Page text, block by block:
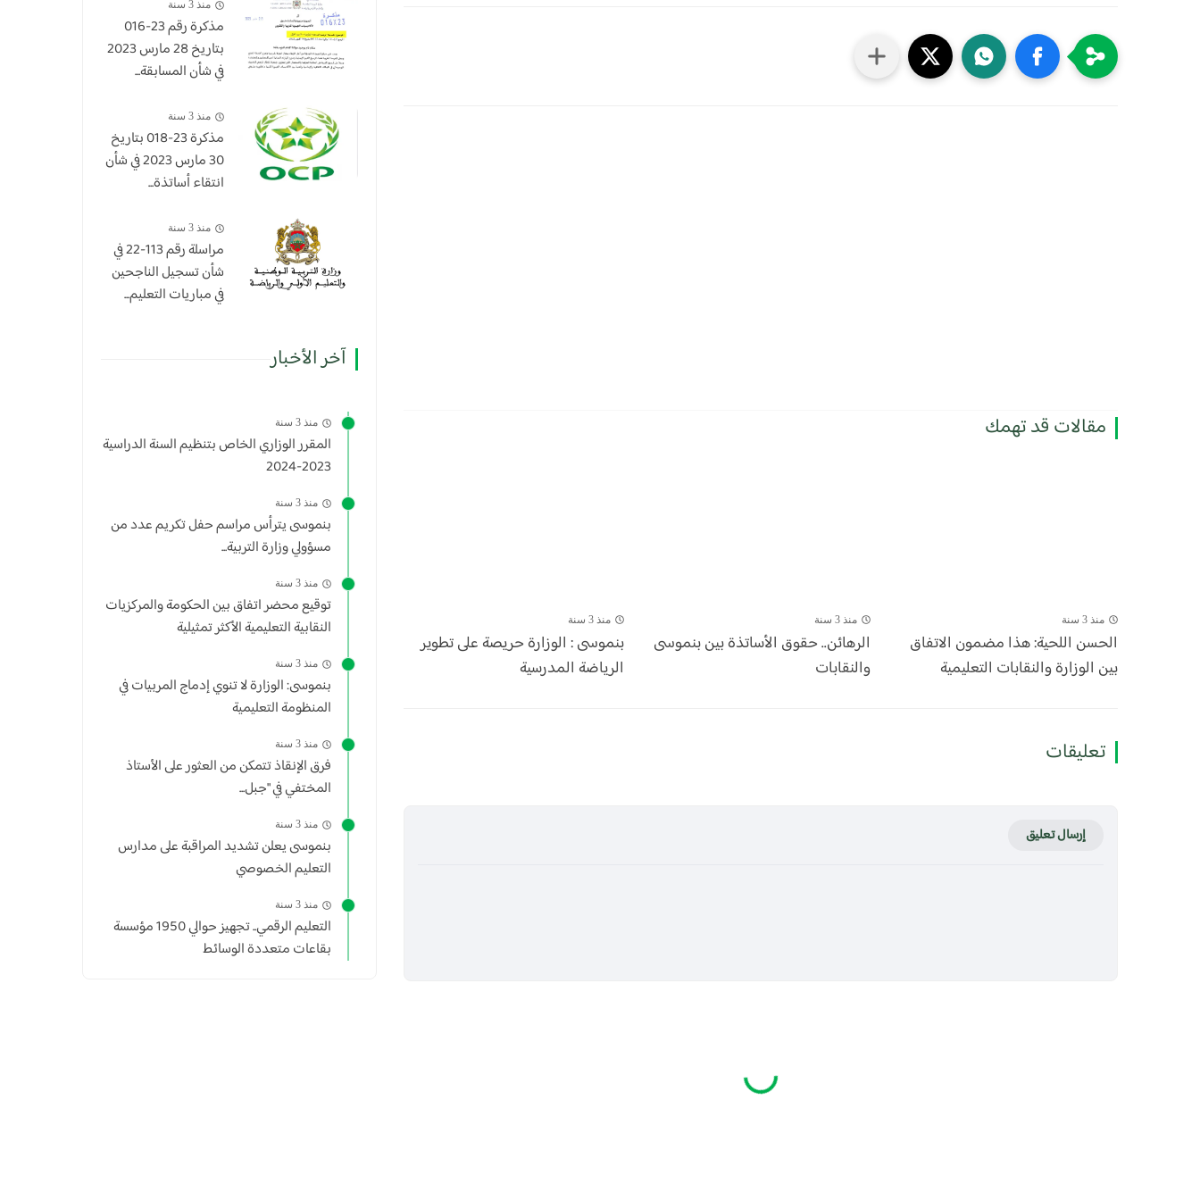
مقالات قد تهمك
منذ 3 سنة
الحسن اللحية: هذا مضمون الاتفاق
بين الوزارة والنقابات التعليمية
منذ 3 سنة
الرهائن.. حقوق الأساتذة بين بنموسى
والنقابات
منذ 3 سنة
بنموسى : الوزارة حريصة على تطوير
الرياضة المدرسية
تعليقات
إرسال تعليق
منذ 3 سنة
مذكرة رقم 23-016
بتاريخ 28 مارس 2023
في شأن المسابقة...
منذ 3 سنة
​مذكرة 23-018 بتاريخ
30 مارس 2023 في شأن
انتقاء أساتذة...
منذ 3 سنة
مراسلة رقم 113-22 في
شأن تسجيل الناجحين
في مباريات التعليم...
آخر الأخبار
منذ 3 سنة
المقرر الوزاري الخاص بتنظيم السنة الدراسية
2023-2024
منذ 3 سنة
بنموسى يترأس مراسم حفل تكريم عدد من
مسؤولي وزارة التربية...
منذ 3 سنة
توقيع محضر اتفاق بين الحكومة والمركزيات
النقابية التعليمية الأكثر تمثيلية
منذ 3 سنة
بنموسى: الوزارة لا تنوي إدماج المربيات في
المنظومة التعليمية
منذ 3 سنة
فرق الإنقاذ تتمكن من العثور على الأستاذ
المختفي في "جبل...
منذ 3 سنة
بنموسى يعلن تشديد المراقبة على مدارس
التعليم الخصوصي
منذ 3 سنة
التعليم الرقمي.. تجهيز حوالي 1950 مؤسسة
بقاعات متعددة الوسائط